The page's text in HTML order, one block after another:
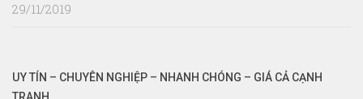
29/11/2019
UY TÍN – CHUYÊN NGHIỆP – NHANH CHÓNG – GIÁ CẢ CẠNH